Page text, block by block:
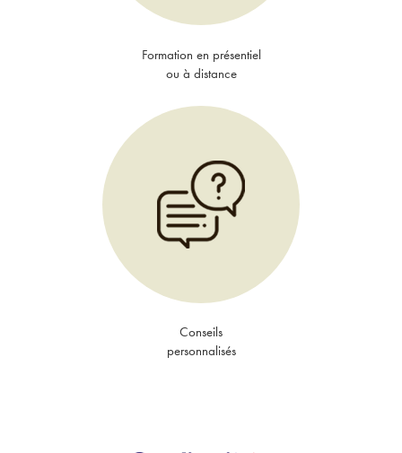
Formation en présentiel
ou à distance
Conseils
personnalisés